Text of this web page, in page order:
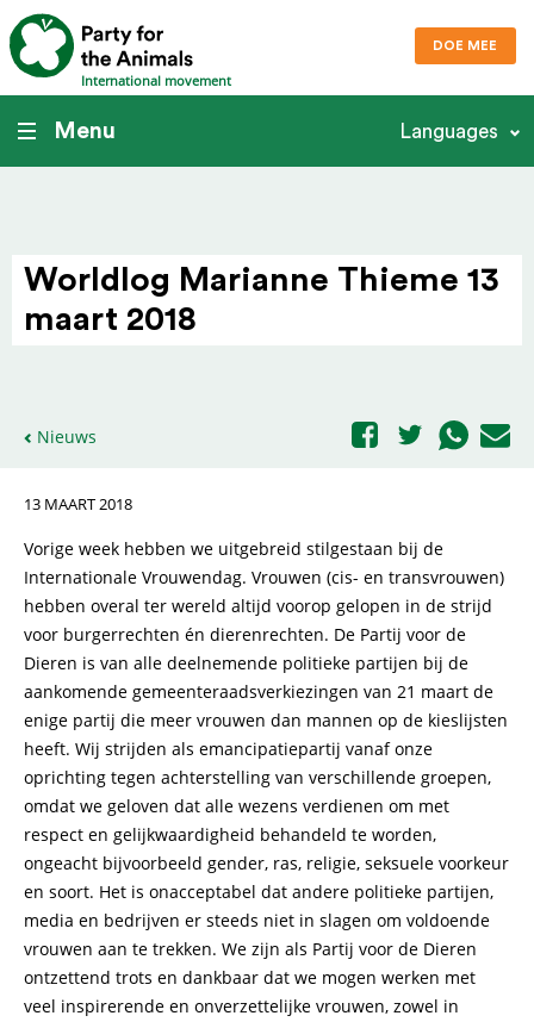
International movement
DOE MEE
Menu Languages
Worldlog Marianne Thieme 13
maart 2018
Nieuws
13 MAART 2018
Vorige week hebben we uitgebreid stilgestaan bij de
Internationale Vrouwendag. Vrouwen (cis- en transvrouwen)
hebben overal ter wereld altijd voorop gelopen in de strijd
voor burgerrechten én dierenrechten. De Partij voor de
Dieren is van alle deelnemende politieke partijen bij de
aankomende gemeenteraadsverkiezingen van 21 maart de
enige partij die meer vrouwen dan mannen op de kieslijsten
heeft. Wij strijden als emancipatiepartij vanaf onze
oprichting tegen achterstelling van verschillende groepen,
omdat we geloven dat alle wezens verdienen om met
respect en gelijkwaardigheid behandeld te worden,
ongeacht bijvoorbeeld gender, ras, religie, seksuele voorkeur
en soort. Het is onacceptabel dat andere politieke partijen,
media en bedrijven er steeds niet in slagen om voldoende
vrouwen aan te trekken. We zijn als Partij voor de Dieren
ontzettend trots en dankbaar dat we mogen werken met
veel inspirerende en onverzettelijke vrouwen, zowel in